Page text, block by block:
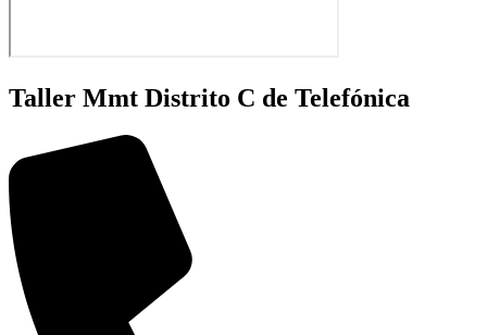
Taller Mmt Distrito C de Telefónica